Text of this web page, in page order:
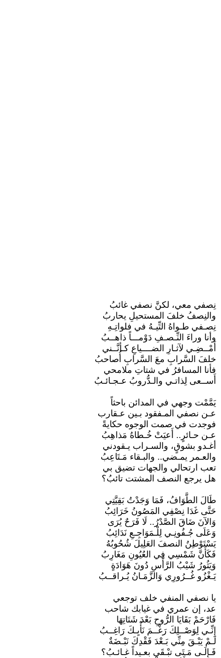
نِصفي معي، لكنَّ نصفي غائبُ
والنِصفُ خلفَ المستحيلِ يحاربُ
​نِصـفي طـواهُ التِّيـهُ في فلواتِـهِ
وأنا وراءَ النِّـصـفِ دَوْمـــاً ذاهــبُ
​أَمْــضِـي لآثـارِ الضــــياعِ كـأنَّــني
خلفَ السَّرابِ معَ السَّرابِ أُصاحبُ
​فأنا المسافرُ في شتاتِ ملامحي
أَســعى لِذاتـي والـدُّروبُ عـجـائـبُ
​يَمَّمْت وجهي في المدائن باحثاً
عـن نصفي المـفقود بـين عـقارب
​فوجدت في صمت الوجوه حكايةً
عـن حـائرٍ.. أَعيَتْ خُـطاهُ مَذاهِبُ
​أغـدو بشوقٍ، والسـراب يـقودني
والعـمر يمـضي.. والبـقاء مَـتَاعِبُ
​تعب ارتحالي والجهات تضيق بي
هل يرجع النصف المشتت تائبُ؟
​طَالَ الطَّوَافُ، فَمَا وَجَدْتُ بَقِيَّتِي
حَتَّى غَدَا نِصْفِي المَصُونُ خَرَائِبُ
​وَالآنَ ضَاقَ الصَّدْرُ.. لَا فَرَحٌ يُرَى
وَعَلَى جُـفُونِـي لِلْـمَوَاجِـعِ نَدَائِبُ
​يَسْتَوْطِنُ النصفَ العَلِيلَ شُحُوبُهُ
فَكَأَنَّ شَمْسِي فِي العُيُونِ مَغَارِبُ
​وَيَثُورُ شَيْبُ الرَّأْسِ دُونَ هَوَادَةٍ
يَـغْزُو غُــرُورِي وَالزَّمَـانُ يُـراقــبُ
​يا نصفي المنفي خلف توجعي
عد، إن عمري في غيابك شاحب
​فَارْحَمْ بَقَايَا الرُّوحِ بَعْدَ شَتَاتِهَا
إِنِّـي لِوَصْــلِكَ رَغْــمَ نَأْيِـكَ رَاغِــبُ
​لَـمْ يَبْـقَ مِنِّي بَـعْدَ فَقْدِكَ نَبْـضَةٌ
فَـإِلَـى مَـتَى تبْـقَى بعـيداً غـائـبُ؟